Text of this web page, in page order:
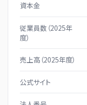
資本金
従業員数（2025年
度）
売上高（2025年度）
公式サイト